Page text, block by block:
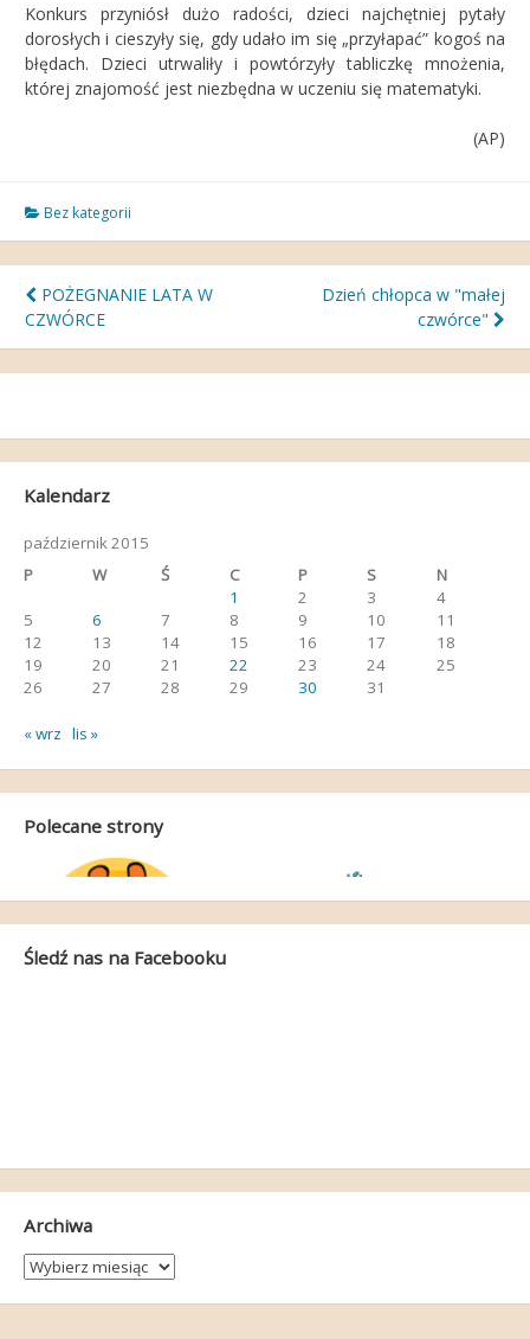
Konkurs przyniósł dużo radości, dzieci najchętniej pytały
dorosłych i cieszyły się, gdy udało im się „przyłapać” kogoś na
błędach. Dzieci utrwaliły i powtórzyły tabliczkę mnożenia,
której znajomość jest niezbędna w uczeniu się matematyki.
(AP)
Bez kategorii
Nawigacja
wpisu
POŻEGNANIE LATA W
CZWÓRCE
Dzień chłopca w "małej
czwórce"
Kalendarz
październik 2015
P
W Ś C P S
N
1
2 3
4
5
6 7 8 9 10
11
12
13 14 15 16 17
18
19
20 21 22 23 24
25
26
27 28 29 30 31
« wrz lis »
Polecane strony
Śledź nas na Facebooku
Archiwa
Archiwa